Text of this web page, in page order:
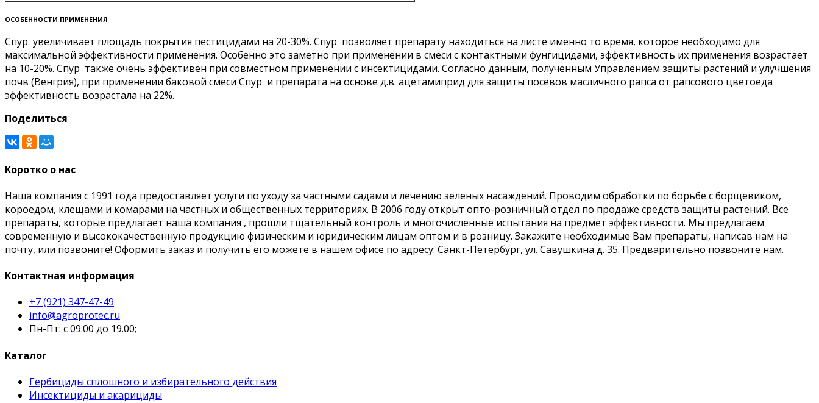
ОСОБЕННОСТИ ПРИМЕНЕНИЯ
Спур увеличивает площадь покрытия пестицидами на 20-30%. Спур позволяет препарату находиться на листе именно то время, которое необходимо для
максимальной эффективности применения. Особенно это заметно при применении в смеси с контактными фунгицидами, эффективность их применения возрастает
на 10-20%. Спур также очень эффективен при совместном применении с инсектицидами. Согласно данным, полученным Управлением защиты растений и улучшения
почв (Венгрия), при применении баковой смеси Спур и препарата на основе д.в. ацетамиприд для защиты посевов масличного рапса от рапсового цветоеда
эффективность возрастала на 22%.
Поделиться
Коротко о нас
Наша компания с 1991 года предоставляет услуги по уходу за частными садами и лечению зеленых насаждений. Проводим обработки по борьбе с борщевиком,
короедом, клещами и комарами на частных и общественных территориях. В 2006 году открыт опто-розничный отдел по продаже средств защиты растений. Все
препараты, которые предлагает наша компания , прошли тщательный контроль и многочисленные испытания на предмет эффективности. Мы предлагаем
современную и высококачественную продукцию физическим и юридическим лицам оптом и в розницу. Закажите необходимые Вам препараты, написав нам на
почту, или позвоните! Оформить заказ и получить его можете в нашем офисе по адресу: Санкт-Петербург, ул. Савушкина д. 35. Предварительно позвоните нам.
Контактная информация
+7 (921) 347-47-49
info@agroprotec.ru
Пн-Пт: с 09.00 до 19.00;
Каталог
Гербициды сплошного и избирательного действия
Инсектициды и акарициды